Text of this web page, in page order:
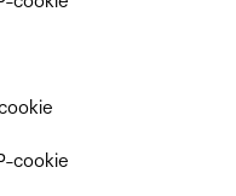
cookie